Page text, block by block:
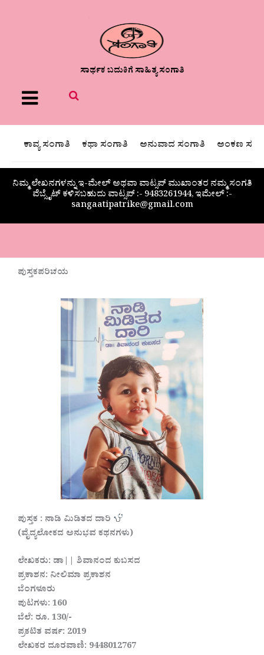
ಸಾರ್ಥಕ ಬದುಕಿಗೆ ಸಾಹಿತ್ಯ ಸಂಗಾತಿ
Menu
ಕಾವ್ಯ ಸಂಗಾತಿ ಕಥಾ ಸಂಗಾತಿ ಅನುವಾದ ಸಂಗಾತಿ ಅಂಕಣ
ನಿಮ್ಮ ಲೇಖನಗಳನ್ನು ಇ-ಮೇಲ್ ಅಥವಾ ವಾಟ್ಸಪ್ ಮುಖಾಂತರ ನಮ್ಮ ಸಂಗತಿ
ವೆಬ್ಸೈಟ್ ಕಳಿಸಬಹುದು ವಾಟ್ಸಪ್‌ :- 9483261944, ಇಮೇಲ್ :-
sangaatipatrike@gmail.com
ಪುಸ್ತಕಪರಿಚಯ
ಪುಸ್ತಕ : ನಾಡಿ ಮಿಡಿತದ ದಾರಿ
(ವೈದ್ಯಲೋಕದ ಅನುಭವ ಕಥನಗಳು)
ಲೇಖಕರು: ಡಾ|| ಶಿವಾನಂದ ಕುಬಸದ
ಪ್ರಕಾಶನ: ನೀಲಿಮಾ ಪ್ರಕಾಶನ
ಬೆಂಗಳೂರು
ಪುಟಗಳು: 160
ಬೆಲೆ: ರೂ. 130/-
ಪ್ರಕಟಿತ ವರ್ಷ: 2019
ಲೇಖಕರ ದೂರವಾಣಿ: 9448012767